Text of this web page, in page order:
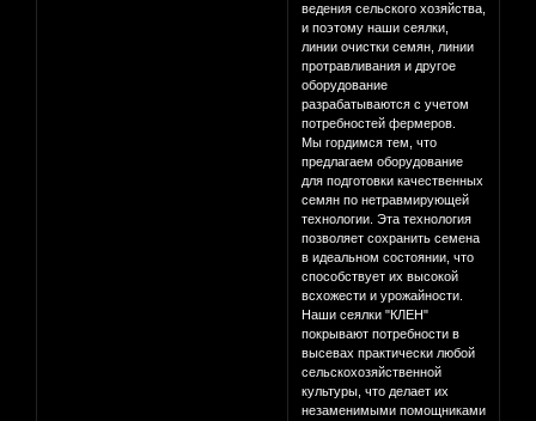
ведения сельского хозяйства,
и поэтому наши сеялки,
линии очистки семян, линии
протравливания и другое
оборудование
разрабатываются с учетом
потребностей фермеров.
Мы гордимся тем, что
предлагаем оборудование
для подготовки качественных
семян по нетравмирующей
технологии. Эта технология
позволяет сохранить семена
в идеальном состоянии, что
способствует их высокой
всхожести и урожайности.
Наши сеялки "КЛЕН"
покрывают потребности в
высевах практически любой
сельскохозяйственной
культуры, что делает их
незаменимыми помощниками